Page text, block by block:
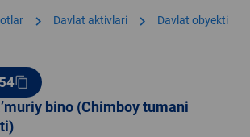
chevron_right Davlat aktivlari chevron_right Davlat obyekti
content_copy
bino (Chimboy tumani